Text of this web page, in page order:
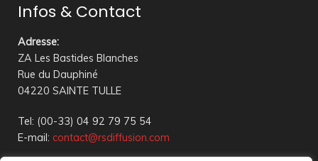
Infos & Contact
Adresse:
ZA Les Bastides Blanches
Rue du Dauphiné
04220 SAINTE TULLE
Tel: (00-33) 04 92 79 75 54
E-mail: contact@rsdiffusion.com